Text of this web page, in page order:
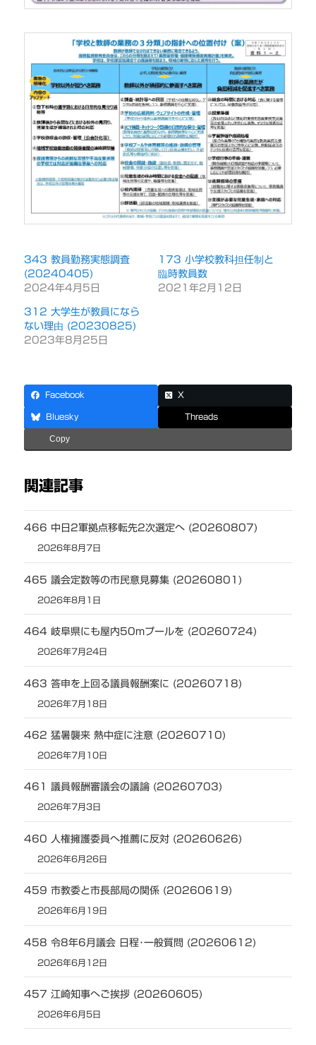
343 教員勤務実態調査
(20240405)
2024年4月5日
173 小学校教科担任制と
臨時教員数
2021年2月12日
312 大学生が教員になら
ない理由 (20230825)
2023年8月25日
Facebook X
Bluesky Threads
Copy
関連記事
466 中日2軍拠点移転先2次選定へ (20260807)
2026年8月7日
465 議会定数等の市民意見募集 (20260801)
2026年8月1日
464 岐阜県にも屋内50mプールを (20260724)
2026年7月24日
463 答申を上回る議員報酬案に (20260718)
2026年7月18日
462 猛暑襲来 熱中症に注意 (20260710)
2026年7月10日
461 議員報酬審議会の議論 (20260703)
2026年7月3日
460 人権擁護委員へ推薦に反対 (20260626)
2026年6月26日
459 市教委と市長部局の関係 (20260619)
2026年6月19日
458 令8年6月議会 日程･一般質問 (20260612)
2026年6月12日
457 江崎知事へご挨拶 (20260605)
2026年6月5日